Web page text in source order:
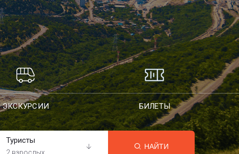
ЭКСКУРСИИ БИЛЕТЫ
Туристы
НАЙТИ